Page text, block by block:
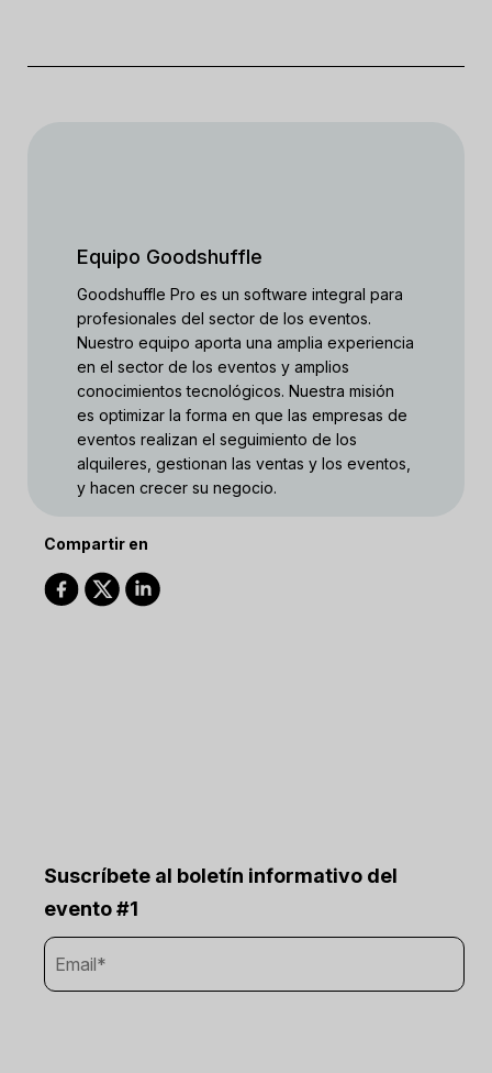
Equipo Goodshuffle
Goodshuffle Pro es un software integral para
profesionales del sector de los eventos.
Nuestro equipo aporta una amplia experiencia
en el sector de los eventos y amplios
conocimientos tecnológicos. Nuestra misión
es optimizar la forma en que las empresas de
eventos realizan el seguimiento de los
alquileres, gestionan las ventas y los eventos,
y hacen crecer su negocio.
Compartir en
Suscríbete al boletín informativo del
evento #1